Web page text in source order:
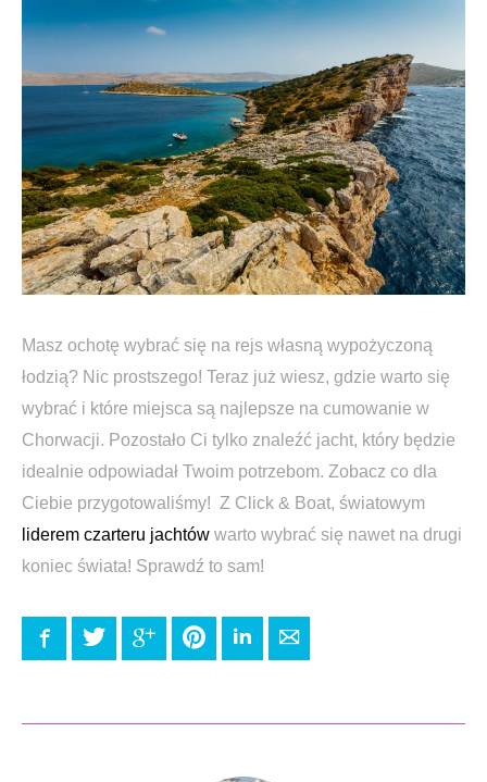
Masz ochotę wybrać się na rejs własną wypożyczoną
łodzią? Nic prostszego! Teraz już wiesz, gdzie warto się
wybrać i które miejsca są najlepsze na cumowanie w
Chorwacji. Pozostało Ci tylko znaleźć jacht, który będzie
idealnie odpowiadał Twoim potrzebom. Zobacz co dla
Ciebie przygotowaliśmy! Z Click & Boat, światowym
liderem czarteru jachtów warto wybrać się nawet na drugi
koniec świata! Sprawdź to sam!
FacebookTwitter Google+ PinterestLinkedInE-mail